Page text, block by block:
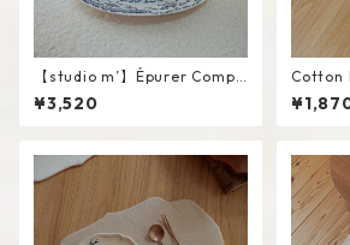
【studio m’】Épurer Compo
te #White / M
¥3,520
Cotton
at